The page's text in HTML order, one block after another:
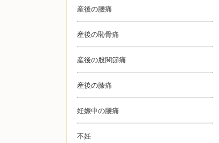
産後の腰痛
産後の恥骨痛
産後の股関節痛
産後の膝痛
妊娠中の腰痛
不妊